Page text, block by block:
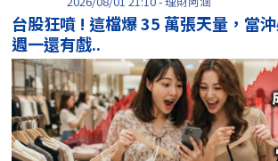
台股狂噴 ! 這檔爆 35 萬張天量，當
週一還有戲..